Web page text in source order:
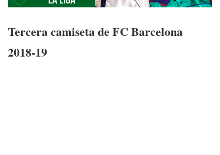
Tercera camiseta de FC Barcelona
2018-19